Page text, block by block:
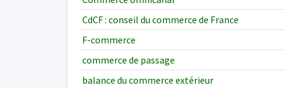
CdCF : conseil du commerce de France
F-commerce
commerce de passage
balance du commerce extérieur